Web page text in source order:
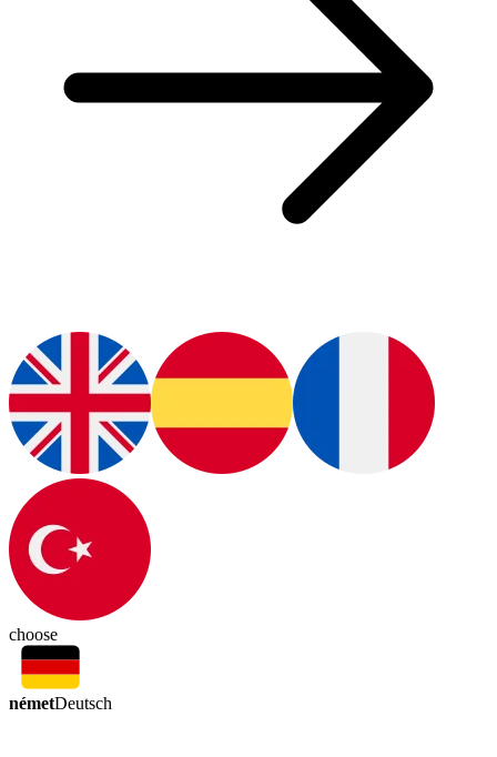
choose
németDeutsch